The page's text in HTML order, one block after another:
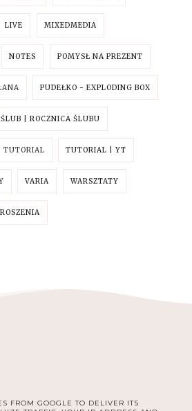
LIVE MIXEDMEDIA
NOTES POMYSŁ NA PREZENT
PUDEŁKO - EXPLODING BOX
ŚLUB | ROCZNICA ŚLUBU
TUTORIAL TUTORIAL | YT
VARIA WARSZTATY
INSTAGRAM PINTEREST
FROM GOOGLE TO DELIVER ITS